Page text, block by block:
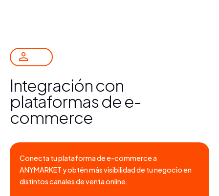
Integración con
plataformas de e-
commerce
Conecta tu plataforma de e-commerce a
ANYMARKET y obtén más visibilidad de tu negocio en
distintos canales de venta online.